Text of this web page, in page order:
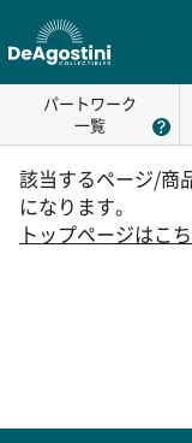
パートワーク
一覧
該当するページ/商
になります。
トップページはこ